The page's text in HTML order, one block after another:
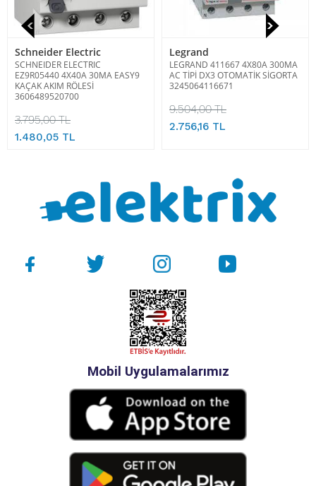
Schneider Electric
SCHNEIDER ELECTRIC
EZ9R05440 4X40A 30MA EASY9
KAÇAK AKIM RÖLESİ
3606489520700
3.795,00 TL
1.480,05 TL
Legrand
LEGRAND 411667 4X80A 300MA
AC TİPİ DX3 OTOMATİK SİGORTA
3245064116671
9.504,00 TL
2.756,16 TL
Mobil Uygulamalarımız